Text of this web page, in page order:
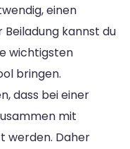
einen
Beiladung kannst du
wichtigsten
bringen.
dass bei einer
mit
werden. Daher